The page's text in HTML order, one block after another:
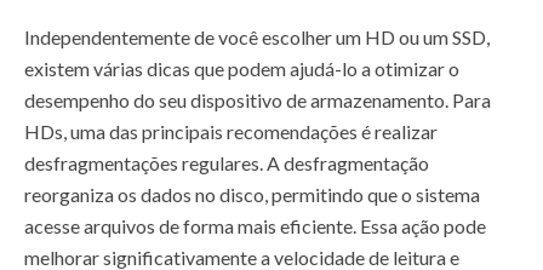
Independentemente de você escolher um HD ou um SSD,
existem várias dicas que podem ajudá-lo a otimizar o
desempenho do seu dispositivo de armazenamento. Para
HDs, uma das principais recomendações é realizar
desfragmentações regulares. A desfragmentação
reorganiza os dados no disco, permitindo que o sistema
acesse arquivos de forma mais eficiente. Essa ação pode
melhorar significativamente a velocidade de leitura e